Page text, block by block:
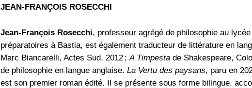
JEAN-FRANÇOIS ROSECCHI
Jean-François Rosecchi, professeur agrégé de philosophie au
préparatoires à Bastia, est également traducteur de littérature en
Marc Biancarelli, Actes Sud, 2012 ;A Timpesta de Shakespeare,
de philosophie en langue anglaise. La Vertu des paysans, paru en
est son premier roman édité. Il se présente sous forme bilingue,